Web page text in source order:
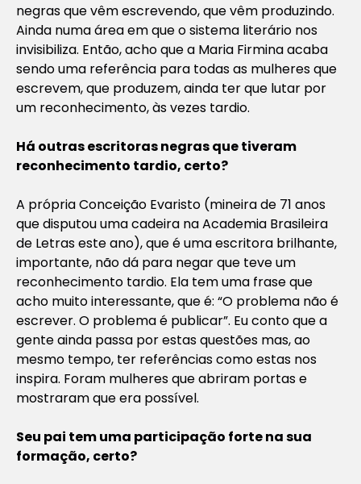
negras que vêm escrevendo, que vêm produzindo.
Ainda numa área em que o sistema literário nos
invisibiliza. Então, acho que a Maria Firmina acaba
sendo uma referência para todas as mulheres que
escrevem, que produzem, ainda ter que lutar por
um reconhecimento, às vezes tardio.
Há outras escritoras negras que tiveram
reconhecimento tardio, certo?
A própria Conceição Evaristo (mineira de 71 anos
que disputou uma cadeira na Academia Brasileira
de Letras este ano), que é uma escritora brilhante,
importante, não dá para negar que teve um
reconhecimento tardio. Ela tem uma frase que
acho muito interessante, que é: “O problema não é
escrever. O problema é publicar”. Eu conto que a
gente ainda passa por estas questões mas, ao
mesmo tempo, ter referências como estas nos
inspira. Foram mulheres que abriram portas e
mostraram que era possível.
Seu pai tem uma participação forte na sua
formação, certo?